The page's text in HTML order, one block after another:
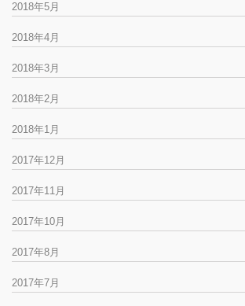
2018年5月
2018年4月
2018年3月
2018年2月
2018年1月
2017年12月
2017年11月
2017年10月
2017年8月
2017年7月